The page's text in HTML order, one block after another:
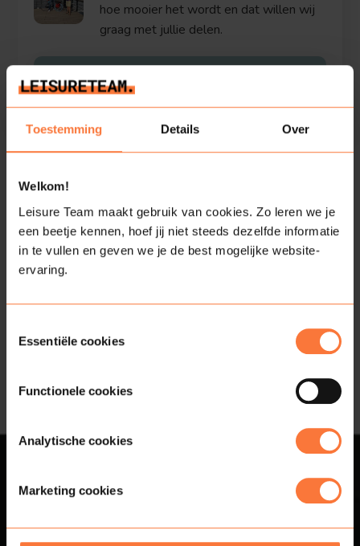
Toestemming Details Over
Welkom!
Leisure Team maakt gebruik van cookies. Zo leren we je
een beetje kennen, hoef jij niet steeds dezelfde informatie
in te vullen en geven we je de best mogelijke website-
ervaring.
Essentiële cookies
Functionele cookies
Analytische cookies
Marketing cookies
hoe mooier het wordt en dat willen wij
graag met jullie delen.
Bekijk alle activiteiten van Erik
& Ruben
Contact
Bedrijfsfeesten